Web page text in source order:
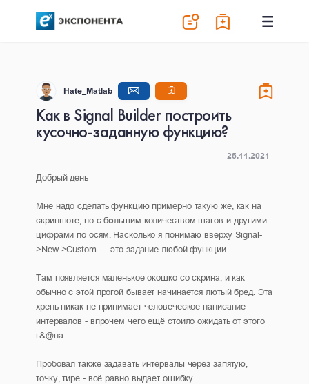
Hate_Matlab
Как в Signal Builder построить
кусочно-заданную функцию?
25.11.2021
Добрый день
Мне надо сделать функцию примерно такую же, как на
скриншоте, но с большим количеством шагов и другими
цифрами по осям. Насколько я понимаю вверху Signal-
>New->Custom... - это задание любой функции.
Там появляется маленькое окошко со скрина, и как
обычно с этой прогой бывает начинается лютый бред. Эта
хрень никак не принимает человеческое написание
интервалов - впрочем чего ещё стоило ожидать от этого
г&@на.
Пробовал также задавать интервалы через запятую,
точку, тире - всё равно выдает ошибку.